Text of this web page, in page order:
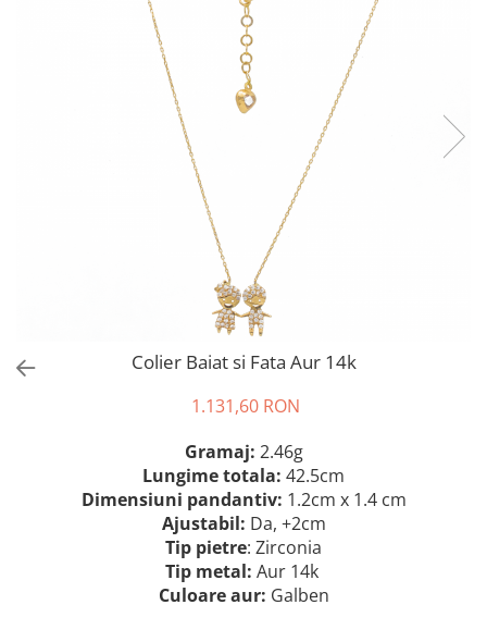
Colier Baiat si Fata Aur 14k
1.131,60 RON
Gramaj: 2.46g
Lungime totala: 42.5cm
Dimensiuni pandantiv: 1.2cm x 1.4 cm
Ajustabil: Da, +2cm
Tip pietre: Zirconia
Tip metal: Aur 14k
Culoare aur: Galben